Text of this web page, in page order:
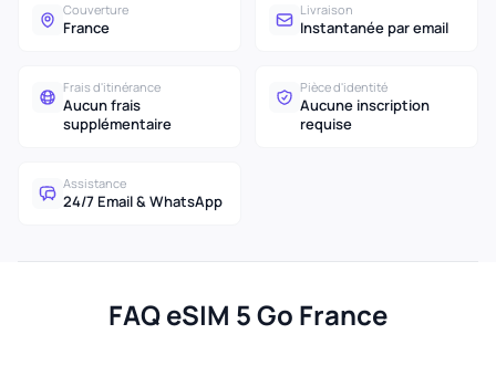
Couverture
France
Livraison
Instantanée par email
Frais d'itinérance
Aucun frais
supplémentaire
Pièce d'identité
Aucune inscription
requise
Assistance
24/7 Email & WhatsApp
FAQ eSIM 5 Go France